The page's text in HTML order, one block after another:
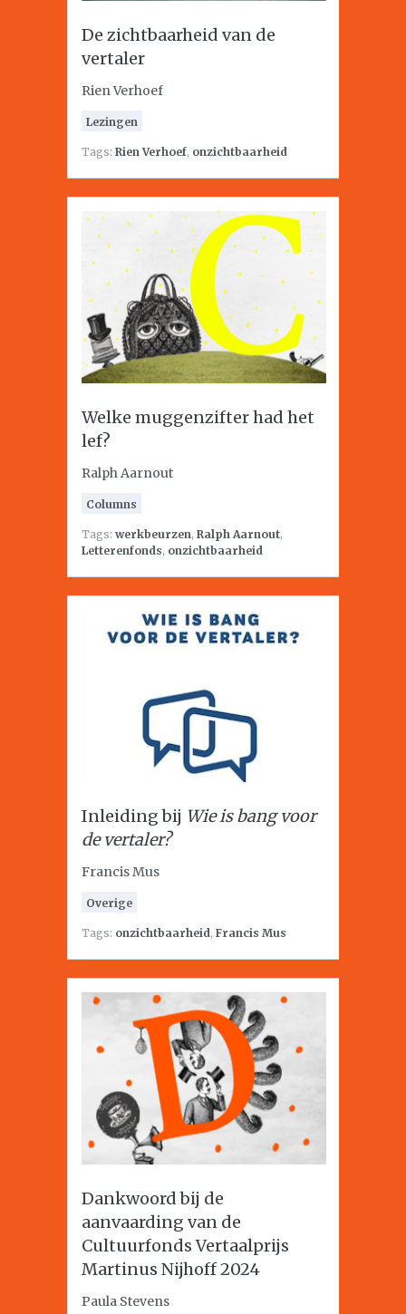
De zichtbaarheid van de
vertaler
Rien Verhoef
Lezingen
Tags: Rien Verhoef, onzichtbaarheid
Welke muggenzifter had het
lef?
Ralph Aarnout
Columns
Tags: werkbeurzen, Ralph Aarnout,
Letterenfonds, onzichtbaarheid
Inleiding bij Wie is bang voor
de vertaler?
Francis Mus
Overige
Tags: onzichtbaarheid, Francis Mus
Dankwoord bij de
aanvaarding van de
Cultuurfonds Vertaalprijs
Martinus Nijhoff 2024
Paula Stevens